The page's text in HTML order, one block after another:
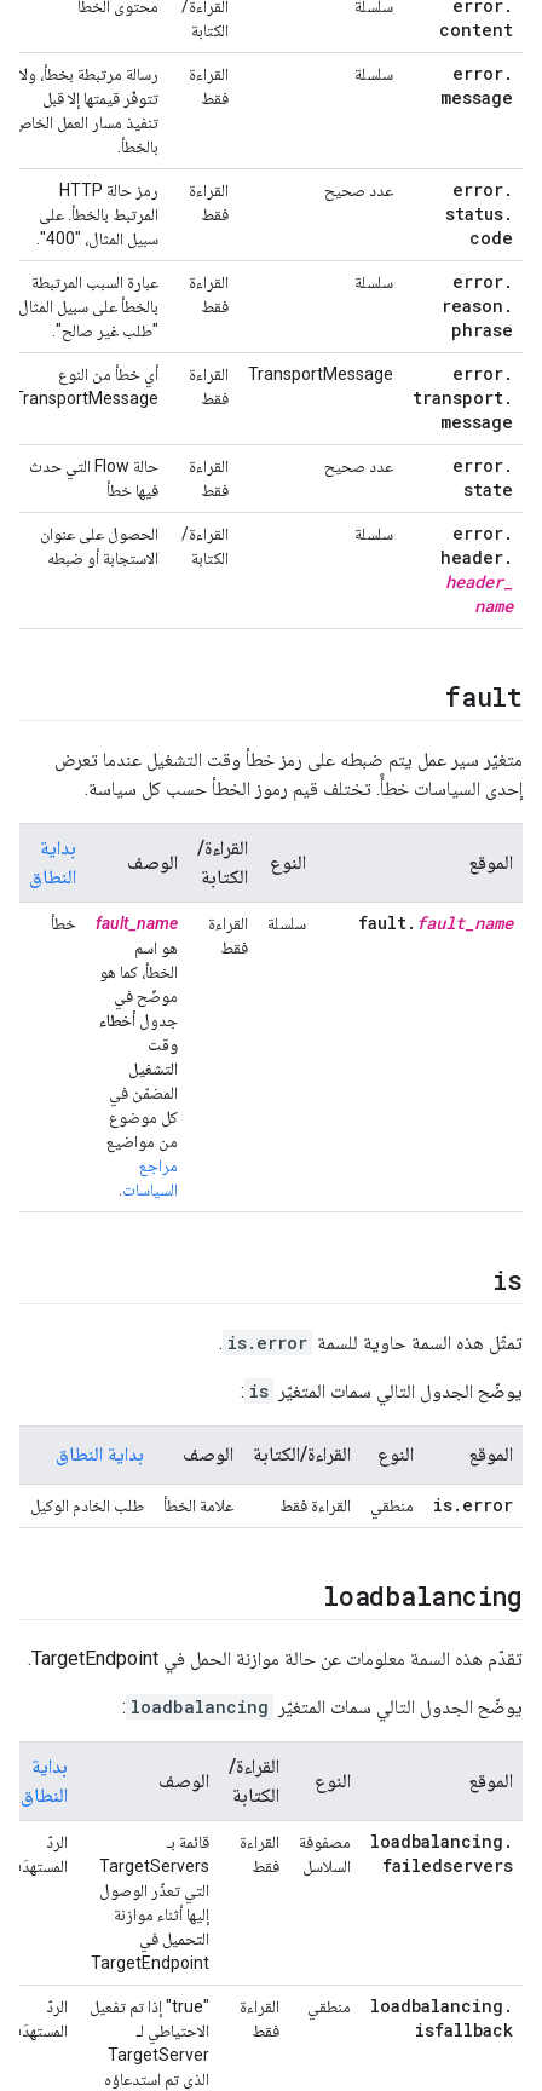
error.
content
سلسلة
القراءة/
الكتابة
محتوى الخطأ
error.
message
سلسلة
القراءة
فقط
رسالة مرتبطة بخطأ، ولا
تتوفّر قيمتها إلا قبل
تنفيذ مسار العمل الخاص
بالخطأ.
error.
status.
code
عدد صحيح
القراءة
فقط
رمز حالة HTTP
المرتبط بالخطأ. على
سبيل المثال، "400".
error.
reason .
phrase
سلسلة
القراءة
فقط
عبارة السبب المرتبطة
بالخطأ على سبيل المثال:
"طلب غير صالح".
error.
transport.
message
TransportMessage
القراءة
فقط
أي خطأ من النوع
TransportMessage
error.
state
عدد صحيح
القراءة
فقط
حالة Flow التي حدث
فيها خطأ
error.
header.
header_
name
سلسلة
القراءة/
الكتابة
الحصول على عنوان
الاستجابة أو ضبطه
fault
متغيّر سير عمل يتم ضبطه على رمز خطأ وقت التشغيل عندما تعرض
إحدى السياسات خطأً. تختلف قيم رموز الخطأ حسب كل سياسة.
الموقع النوع
القراءة/
الكتابة
الوصف
بداية
النطاق
fault. fault_ name سلسلة
القراءة
فقط
fault_name
هو اسم
الخطأ، كما هو
موضّح في
جدول أخطاء
وقت
التشغيل
المضمّن في
كل موضوع
من مواضيع
مراجع
السياسات
خطأ
is
تمثّل هذه السمة حاوية للسمة is.error
.
يوضّح الجدول التالي سمات المتغيّر is
:
الموقع النوع القراءة/الكتابة الوصف بداية النطاق
is. error منطقي القراءة فقط علامة الخطأ طلب الخادم الوكيل
loadbalancing
تقدّم هذه السمة معلومات عن حالة موازنة الحمل في TargetEndpoint.
يوضّح الجدول التالي سمات المتغيّر loadbalancing
:
الموقع النوع
القراءة/
الكتابة
الوصف
بداية
النطاق
loadbalancing .
failedservers
مصفوفة
السلاسل
القراءة
فقط
قائمة بـ
TargetServers
التي تعذّر الوصول
إليها أثناء موازنة
التحميل في
TargetEndpoint
الردّ
المستهدَف
loadbalancing .
isfallback
منطقي
القراءة
فقط
"true" إذا تم تفعيل
الاحتياطي لـ
TargetServer
الذي تم استدعاؤه
الردّ
المستهدَف